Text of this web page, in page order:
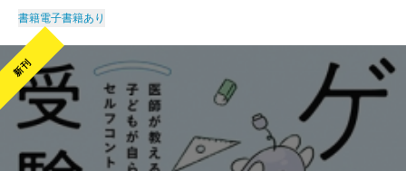
書籍電子書籍あり
新刊